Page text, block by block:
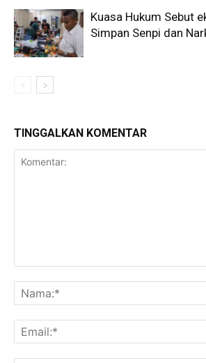
Kuasa Hukum Sebut
Simpan Senpi dan
TINGGALKAN KOMENTAR